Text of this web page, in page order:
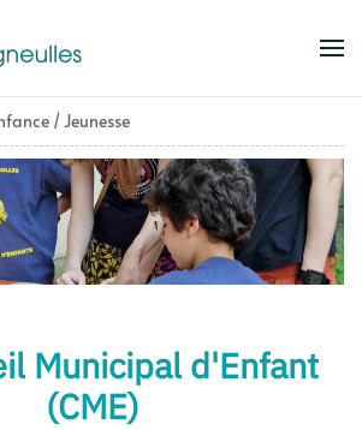
principal
/ Jeunesse
Municipal d'Enfant
(CME)